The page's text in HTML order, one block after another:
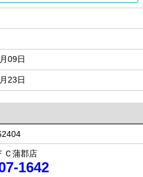
09日
23日
Ｃ蒲郡店
1642